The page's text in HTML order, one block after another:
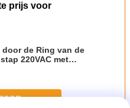
prijs voor
door de Ring van de
220VAC met